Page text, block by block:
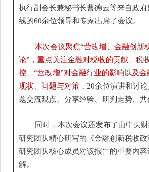
执行副会长兼秘书长曹德云等来自政
线的60余位领导和专家出席了会议。
本次会议聚焦“营改增、金融创新
论”，重点关注金融对税收的贡献、税
控、“营改增”对金融行业的影响以及
现状、问题与对策， 20余位演讲和讨
题交流观点、分享经验、研判走势、共
同时，本次会议还发布了由中央
研究团队精心研写的《金融创新税收政
研究团队核心成员对该报告的重要内
解。